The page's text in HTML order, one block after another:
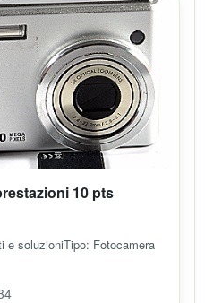
10 pts
e soluzioniTipo: Fotocamera